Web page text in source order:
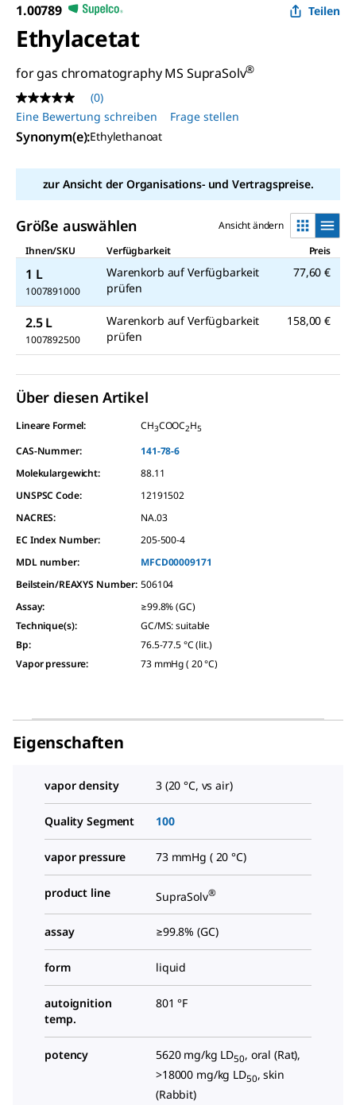
1.00789 Teilen
Ethylacetat
for gas chromatography MS SupraSolv®
Kein
Beurteilungswert
Link
auf
Seite.
(0)
Eine Bewertung schreiben
Frage stellen
Synonym(e):Ethylethanoat
zur Ansicht der Organisations- und Vertragspreise.
Größe auswählen
Ansicht ändern
Ihnen/SKU
Verfügbarkeit Preis
1 L
1007891000
Warenkorb auf Verfügbarkeit
prüfen
77,60 €
2.5 L
1007892500
Warenkorb auf Verfügbarkeit
prüfen
158,00 €
Über diesen Artikel
Lineare Formel: CH3COOC2H5
CAS-Nummer:
141-78-6
Molekulargewicht:
88.11
UNSPSC Code:
12191502
NACRES:
NA.03
EC Index Number:
205-500-4
MDL number:
MFCD00009171
Beilstein/REAXYS Number: 506104
Assay:
≥99.8% (GC)
Technique(s):
GC/MS: suitable
Bp:
76.5-77.5 °C (lit.)
Vapor pressure: 73 mmHg ( 20 °C)
Eigenschaften
vapor density 3 (20 °C, vs air)
Quality Segment 100
vapor pressure 73 mmHg ( 20 °C)
product line SupraSolv®
assay ≥99.8% (GC)
form liquid
autoignition
temp.
801 °F
potency 5620 mg/kg LD50, oral (Rat),
>18000 mg/kg LD50, skin
(Rabbit)